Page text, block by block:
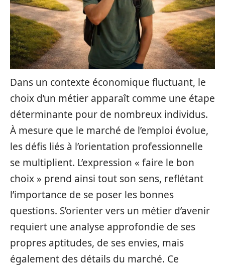
Dans un contexte économique fluctuant, le
choix d’un métier apparaît comme une étape
déterminante pour de nombreux individus.
À mesure que le marché de l’emploi évolue,
les défis liés à l’orientation professionnelle
se multiplient. L’expression « faire le bon
choix » prend ainsi tout son sens, reflétant
l’importance de se poser les bonnes
questions. S’orienter vers un métier d’avenir
requiert une analyse approfondie de ses
propres aptitudes, de ses envies, mais
également des détails du marché. Ce